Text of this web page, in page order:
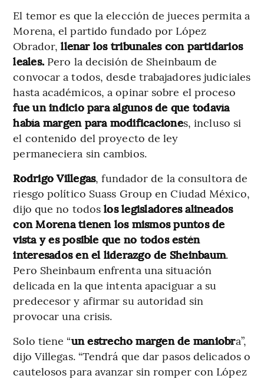
El temor es que la elección de jueces permita a
Morena, el partido fundado por López
Obrador,llenar los tribunales con partidarios
leales. Pero la decisión de Sheinbaum de
convocar a todos, desde trabajadores judiciales
hasta académicos, a opinar sobre el proceso
fue un indicio para algunos de que todavía
había margen para modificaciones, incluso si
el contenido del proyecto de ley
permaneciera sin cambios.
Rodrigo Villegas, fundador de la consultora de
riesgo político Suass Group en Ciudad México,
dijo que no todoslos legisladores alineados
con Morena tienen los mismos puntos de
vista y es posible que no todos estén
interesados en el liderazgo de Sheinbaum.
Pero Sheinbaum enfrenta una situación
delicada en la que intenta apaciguar a su
predecesor y afirmar su autoridad sin
provocar una crisis.
Solo tiene “un estrecho margen de maniobra”,
dijo Villegas. “Tendrá que dar pasos delicados o
cautelosos para avanzar sin romper con López